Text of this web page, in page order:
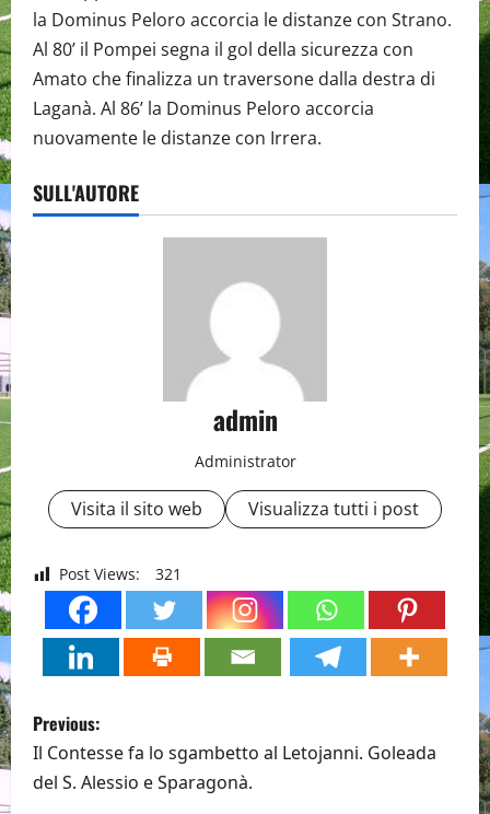
la Dominus Peloro accorcia le distanze con Strano.
Al 80’ il Pompei segna il gol della sicurezza con
Amato che finalizza un traversone dalla destra di
Laganà. Al 86’ la Dominus Peloro accorcia
nuovamente le distanze con Irrera.
SULL'AUTORE
admin
Administrator
Visita il sito web Visualizza tutti i post
Post Views: 321
P
o
Previous:
Il Contesse fa lo sgambetto al Letojanni. Goleada
del S. Alessio e Sparagonà.